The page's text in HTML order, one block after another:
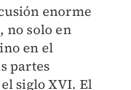
enorme
no solo en
en el
partes
siglo XVI. El